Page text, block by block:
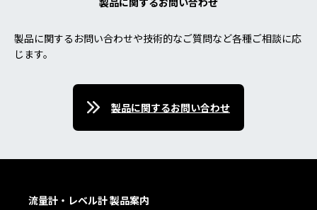
製品に関するお問い合わせや技術的なご質問など各種ご相談に応
じます。
製品に関するお問い合わせ
流量計・レベル計 製品案内